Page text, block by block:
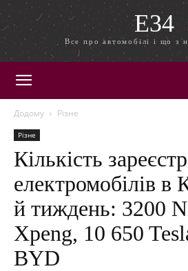
E34
Все про автомобілі і що з
Додому Різне
Різне
Кількість
електромобілів в
й тиждень: 3200
Xpeng, 10 650
BYD